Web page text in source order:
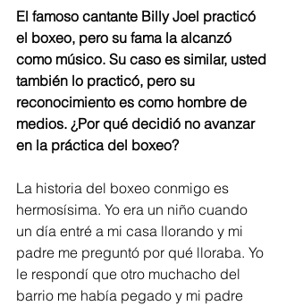
El famoso cantante Billy Joel practicó
el boxeo, pero su fama la alcanzó
como músico. Su caso es similar, usted
también lo practicó, pero su
reconocimiento es como hombre de
medios. ¿Por qué decidió no avanzar
en la práctica del boxeo?
La historia del boxeo conmigo es
hermosísima. Yo era un niño cuando
un día entré a mi casa llorando y mi
padre me preguntó por qué lloraba. Yo
le respondí que otro muchacho del
barrio me había pegado y mi padre